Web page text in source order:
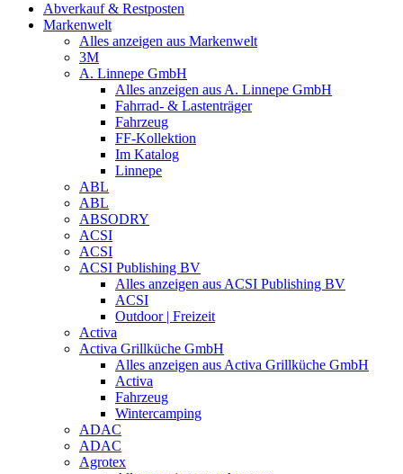
Abverkauf & Restposten
Markenwelt
Alles anzeigen aus Markenwelt
3M
A. Linnepe GmbH
Alles anzeigen aus A. Linnepe GmbH
Fahrrad- & Lastenträger
Fahrzeug
FF-Kollektion
Im Katalog
Linnepe
ABL
ABL
ABSODRY
ACSI
ACSI
ACSI Publishing BV
Alles anzeigen aus ACSI Publishing BV
ACSI
Outdoor | Freizeit
Activa
Activa Grillküche GmbH
Alles anzeigen aus Activa Grillküche GmbH
Activa
Fahrzeug
Wintercamping
ADAC
ADAC
Agrotex